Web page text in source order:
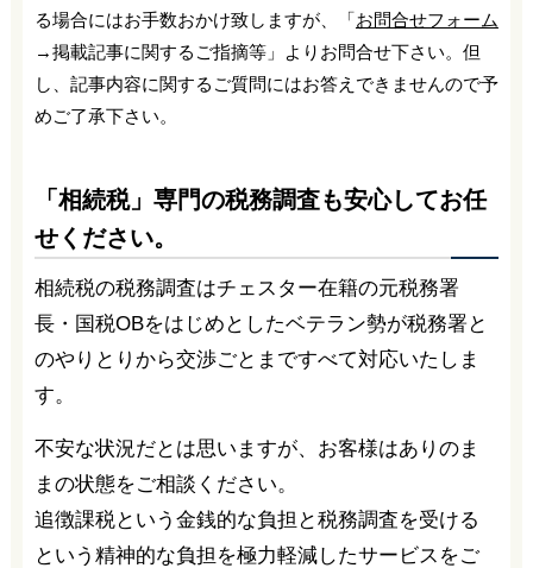
る場合にはお手数おかけ致しますが、「お問合せフォーム
→掲載記事に関するご指摘等」よりお問合せ下さい。但
し、記事内容に関するご質問にはお答えできませんので予
めご了承下さい。
「相続税」専門の税務調査も安心してお任
せください。
相続税の税務調査はチェスター在籍の元税務署
長・国税OBをはじめとしたベテラン勢が税務署と
のやりとりから交渉ごとまですべて対応いたしま
す。
不安な状況だとは思いますが、お客様はありのま
まの状態をご相談ください。
追徴課税という金銭的な負担と税務調査を受ける
という精神的な負担を極力軽減したサービスをご